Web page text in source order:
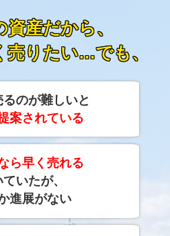
産だから、
売りたい…でも、
のが難しいと
案されている
ら早く売れる
いたが、
進展がない